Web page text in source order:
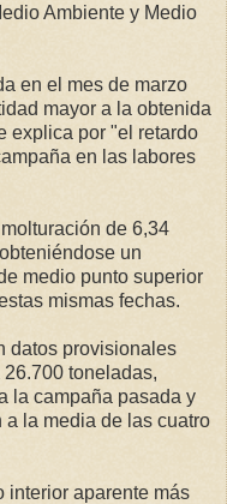
Ambiente y Medio
en el mes de marzo
mayor a la obtenida
explica por "el retardo
en las labores
de 6,34
un
medio punto superior
mismas fechas.
datos provisionales
toneladas,
la campaña pasada y
la media de las cuatro
interior aparente más